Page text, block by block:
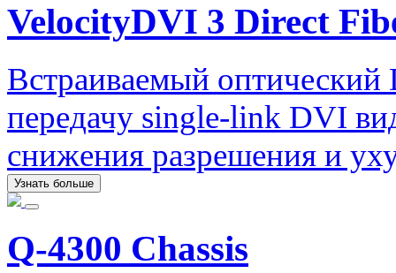
VelocityDVI 3 Direct
Встраиваемый оптический
передачу single-link DVI
снижения разрешения и
Узнать больше
Q-4300 Chassis